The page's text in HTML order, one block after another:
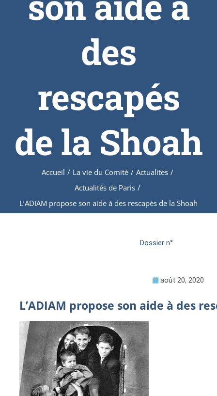
des
rescapés
de la Shoah
Accueil / La vie du Comité / Actualités /
Actualités de Paris /
L’ADIAM propose son aide à des rescapés de la Shoah
Dossier n°
août 20, 2020
L’ADIAM propose son aide à des